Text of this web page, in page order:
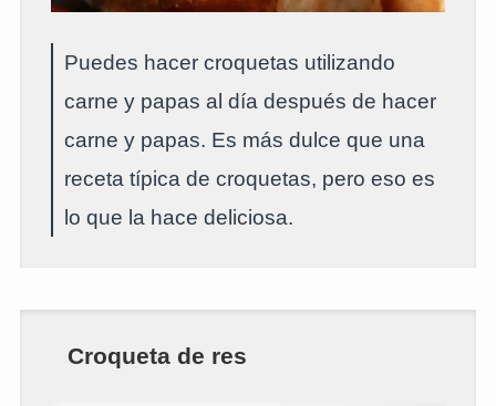
Puedes hacer croquetas utilizando
carne y papas al día después de hacer
carne y papas. Es más dulce que una
receta típica de croquetas, pero eso es
lo que la hace deliciosa.
Croqueta de res